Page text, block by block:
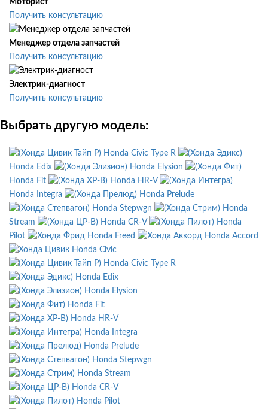
Моторист
Получить консультацию
Менеджер отдела запчастей
Получить консультацию
Электрик-диагност
Получить консультацию
Выбрать другую модель:
Honda Civic Type R
Honda Edix
Honda Elysion
Honda Fit
Honda HR-V
Honda Integra
Honda Prelude
Honda Stepwgn
Honda
Stream
Honda CR-V
Honda
Pilot
Honda Freed
Honda Accord
Honda Civic
Honda Civic Type R
Honda Edix
Honda Elysion
Honda Fit
Honda HR-V
Honda Integra
Honda Prelude
Honda Stepwgn
Honda Stream
Honda CR-V
Honda Pilot